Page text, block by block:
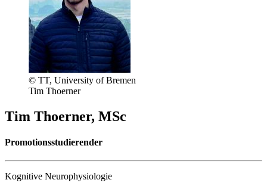
© TT, University of Bremen
Tim Thoerner
Tim Thoerner, MSc
Promotionsstudierender
Kognitive Neurophysiologie